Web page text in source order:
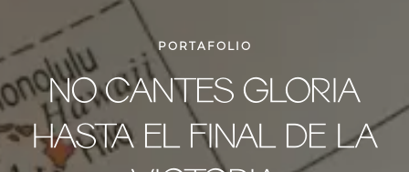
PORTAFOLIO
NO CANTES GLORIA
HASTA EL FINAL DE LA